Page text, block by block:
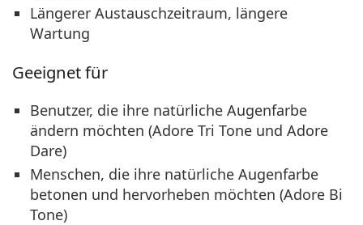
Längerer Austauschzeitraum, längere
Wartung
Geeignet für
Benutzer, die ihre natürliche Augenfarbe
ändern möchten (Adore Tri Tone und Adore
Dare)
Menschen, die ihre natürliche Augenfarbe
betonen und hervorheben möchten (Adore Bi
Tone)